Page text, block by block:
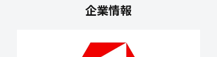
企業情報